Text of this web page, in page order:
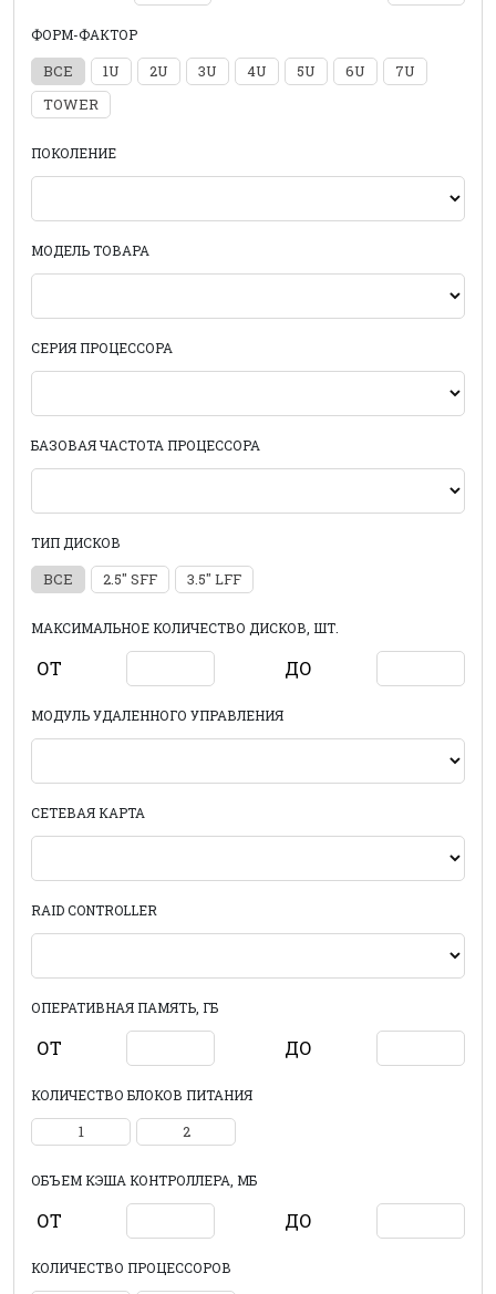
ФОРМ-ФАКТОР
ВСЕ 1U 2U 3U 4U 5U 6U
7U
TOWER
ПОКОЛЕНИЕ
МОДЕЛЬ ТОВАРА
СЕРИЯ ПРОЦЕССОРА
БАЗОВАЯ ЧАСТОТА ПРОЦЕССОРА
ТИП ДИСКОВ
ВСЕ 2.5" SFF 3.5" LFF
МАКСИМАЛЬНОЕ КОЛИЧЕСТВО ДИСКОВ, ШТ.
ОТ ДО
МОДУЛЬ УДАЛЕННОГО УПРАВЛЕНИЯ
СЕТЕВАЯ КАРТА
RAID CONTROLLER
ОПЕРАТИВНАЯ ПАМЯТЬ, ГБ
ОТ ДО
КОЛИЧЕСТВО БЛОКОВ ПИТАНИЯ
1 2
ОБЪЕМ КЭША КОНТРОЛЛЕРА, МБ
ОТ ДО
КОЛИЧЕСТВО ПРОЦЕССОРОВ